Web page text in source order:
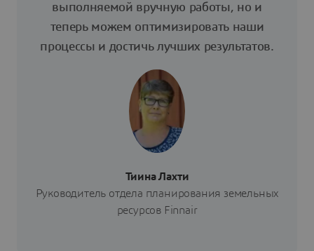
выполняемой вручную работы, но и
теперь можем оптимизировать наши
процессы и достичь лучших результатов.
Тиина Лахти
Руководитель отдела планирования земельных
ресурсов Finnair